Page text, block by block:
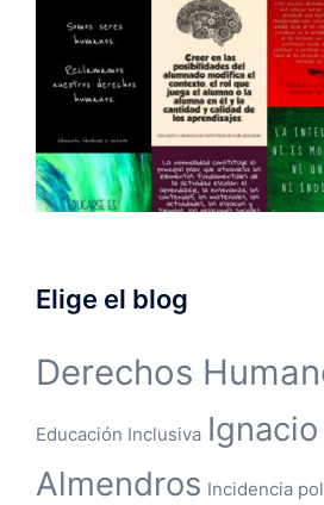
Elige el blog
Derechos
Educación Inclusiva
Almendros Incidencia